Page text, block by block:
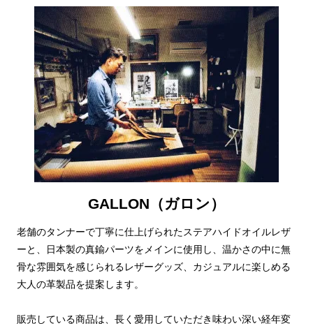
GALLON（ガロン）
老舗のタンナーで丁寧に仕上げられたステアハイドオイルレザ
ーと、日本製の真鍮パーツをメインに使用し、温かさの中に無
骨な雰囲気を感じられるレザーグッズ、カジュアルに楽しめる
大人の革製品を提案します。
販売している商品は、長く愛用していただき味わい深い経年変